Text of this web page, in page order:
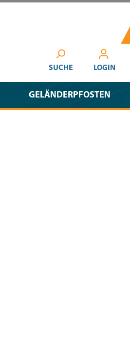
SUCHE LOGIN
GELÄNDERPFOSTEN